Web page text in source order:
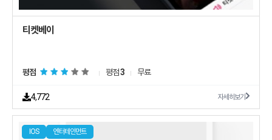
평점 평점3 무료
4,772 자세히보기
IOS 엔터테인먼트